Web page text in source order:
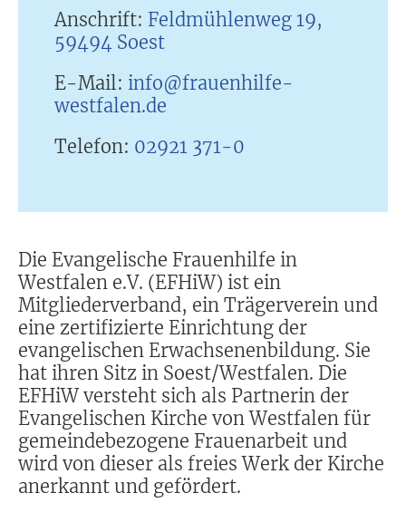
Die Evangelische Frauenhilfe in
Westfalen e.V. (EFHiW) ist ein
Mitgliederverband, ein Trägerverein und
eine zertifizierte Einrichtung der
evangelischen Erwachsenenbildung. Sie
hat ihren Sitz in Soest/Westfalen. Die
EFHiW versteht sich als Partnerin der
Evangelischen Kirche von Westfalen für
gemeindebezogene Frauenarbeit und
wird von dieser als freies Werk der Kirche
anerkannt und gefördert.
Anschrift: Feldmühlenweg 19,
59494 Soest
E-Mail: info@frauenhilfe-
westfalen.de
Telefon: 02921 371-0